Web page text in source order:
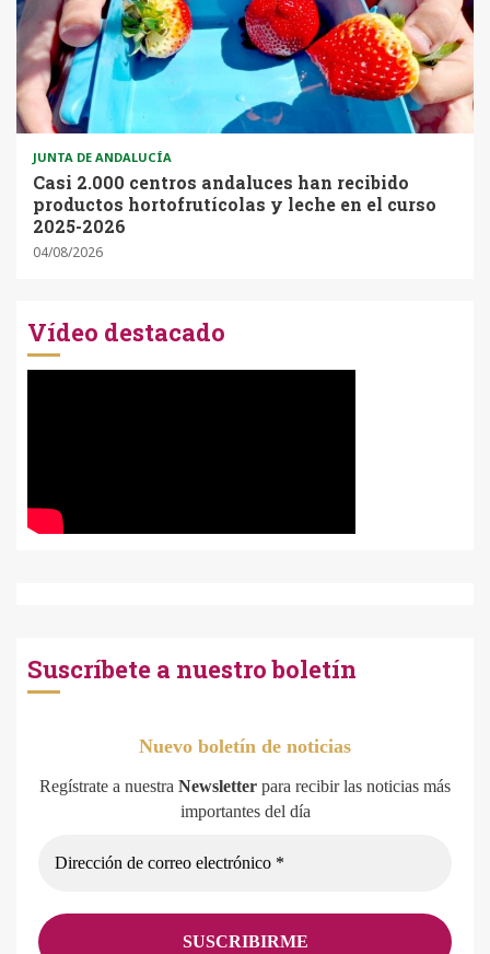
JUNTA DE ANDALUCÍA
Casi 2.000 centros andaluces han recibido
productos hortofrutícolas y leche en el curso
2025-2026
04/08/2026
Vídeo destacado
Suscríbete a nuestro boletín
Nuevo boletín de noticias
Regístrate a nuestra Newsletter para recibir las noticias más
importantes del día